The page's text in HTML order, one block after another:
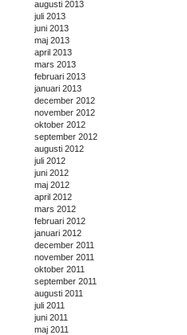
augusti 2013
juli 2013
juni 2013
maj 2013
april 2013
mars 2013
februari 2013
januari 2013
december 2012
november 2012
oktober 2012
september 2012
augusti 2012
juli 2012
juni 2012
maj 2012
april 2012
mars 2012
februari 2012
januari 2012
december 2011
november 2011
oktober 2011
september 2011
augusti 2011
juli 2011
juni 2011
maj 2011